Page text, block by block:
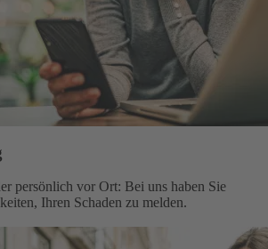
persönlich vor Ort: Bei uns haben Sie
Ihren Schaden zu melden.